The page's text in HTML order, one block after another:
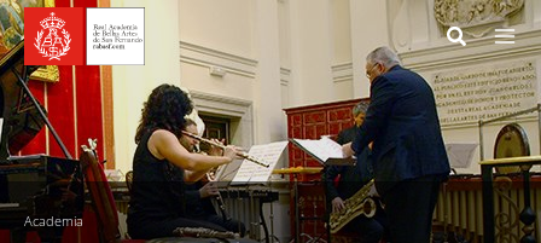
Ir
al
contenido
Academia